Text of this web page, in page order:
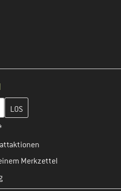
ein und erstelle im nächsten
Merkzettel